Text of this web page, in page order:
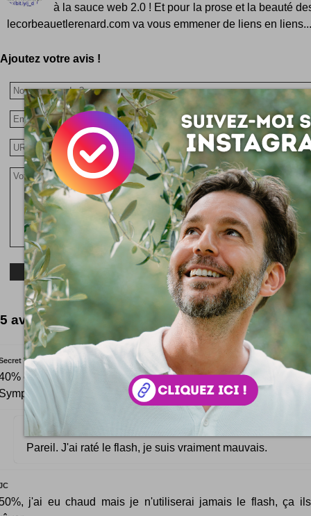
à la sauce web 2.0 ! Et pour la prose et la beauté
lecorbeauetlerenard.com va vous emmener de liens en liens...
Ajoutez votre avis !
5 avis à lire
Velve
également :) Manque le flash (ierk), une police, png fix etc..
!
Pareil. J'ai raté le flash, je suis vraiment mauvais.
j'ai eu chaud mais je n'utiliserai jamais le flash, ça